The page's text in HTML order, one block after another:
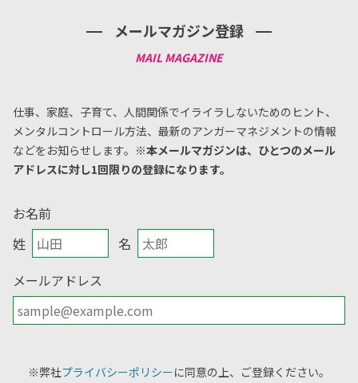
メールマガジン登録
仕事、家庭、子育て、人間関係でイライラしないためのヒント、
メンタルコントロール方法、 最新のアンガーマネジメントの情報
などをお知らせします。 ※本メールマガジンは、ひとつのメール
アドレスに対し1回限りの登録になります。
お名前
姓
名
メールアドレス
※弊社プライバシーポリシーに同意の上、ご登録ください。